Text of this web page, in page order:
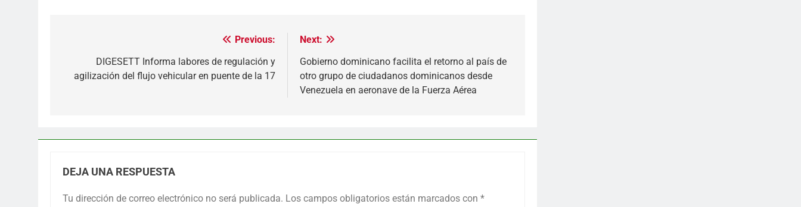
entradas
Previous:
DIGESETT Informa labores de regulación y
agilización del flujo vehicular en puente de la 17
Next:
Gobierno dominicano facilita el retorno al país de
otro grupo de ciudadanos dominicanos desde
Venezuela en aeronave de la Fuerza Aérea
DEJA UNA RESPUESTA
Tu dirección de correo electrónico no será publicada. Los campos obligatorios están marcados con *